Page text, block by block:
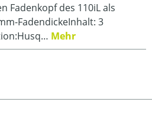
Fadenkopf des 110iL als
FadendickeInhalt: 3
Mehr